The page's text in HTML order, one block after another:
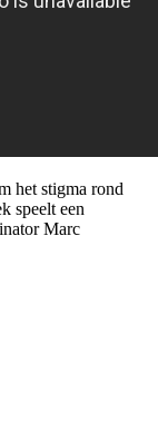
het stigma rond
speelt een
Marc